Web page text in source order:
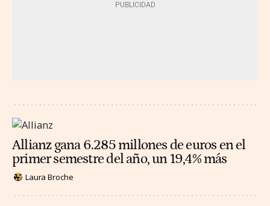
Allianz gana 6.285 millones de euros en el
primer semestre del año, un 19,4% más
Laura Broche